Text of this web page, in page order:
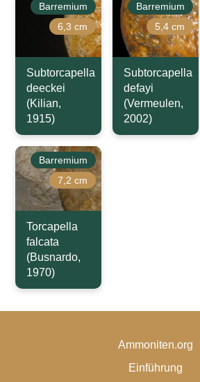
Barremium
6,3 cm
Subtorcapella
deeckei
(Kilian,
1915)
Barremium
5,4 cm
Subtorcapella
defayi
(Vermeulen,
2002)
Barremium
7,2 cm
Torcapella
falcata
(Busnardo,
1970)
Ammoniten.org
Einführung